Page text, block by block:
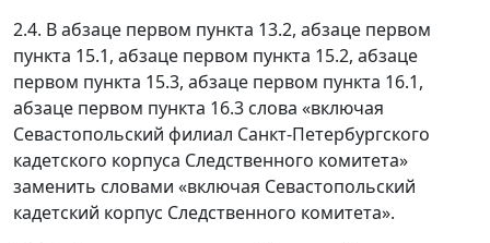
2.4. В абзаце первом пункта 13.2, абзаце первом
пункта 15.1, абзаце первом пункта 15.2, абзаце
первом пункта 15.3, абзаце первом пункта 16.1,
абзаце первом пункта 16.3 слова «включая
Севастопольский филиал Санкт-Петербургского
кадетского корпуса Следственного комитета»
заменить словами «включая Севастопольский
кадетский корпус Следственного комитета».